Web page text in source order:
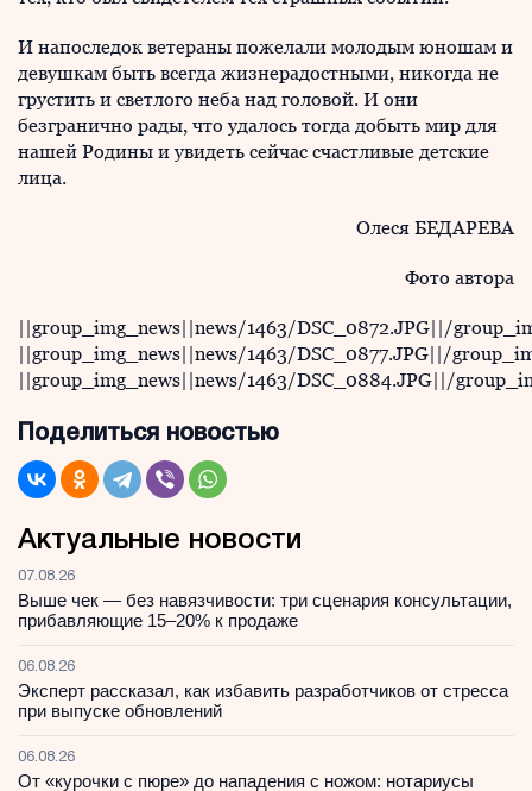
И напоследок ветераны пожелали молодым юношам и
девушкам быть всегда жизнерадостными, никогда не
грустить и светлого неба над головой. И они
безгранично рады, что удалось тогда добыть мир для
нашей Родины и увидеть сейчас счастливые детские
лица.
Олеся БЕДАРЕВА
Фото автора
||group_img_news||news/1463/DSC_0872.JPG||/
||group_img_news||news/1463/DSC_0877.JPG||/
||group_img_news||news/1463/DSC_0884.JPG||/
Поделиться новостью
Актуальные новости
07.08.26
Выше чек — без навязчивости: три сценария консультации,
прибавляющие 15–20% к продаже
06.08.26
Эксперт рассказал, как избавить разработчиков от стресса
при выпуске обновлений
06.08.26
От «курочки с пюре» до нападения с ножом: нотариусы